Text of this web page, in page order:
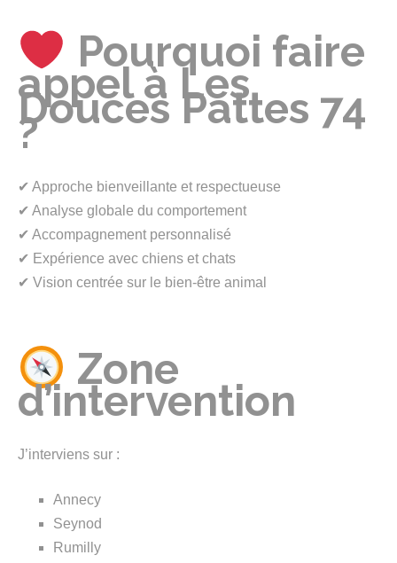
Pourquoi faire
appel à Les
Douces Pattes 74
?
✔ Approche bienveillante et respectueuse
✔ Analyse globale du comportement
✔ Accompagnement personnalisé
✔ Expérience avec chiens et chats
✔ Vision centrée sur le bien-être animal
Zone
d’intervention
J’interviens sur :
Annecy
Seynod
Rumilly